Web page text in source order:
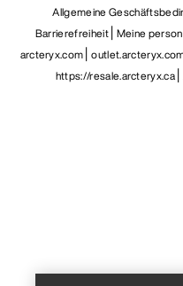
Allgemeine
Barrierefreiheit Meine
arcteryx.com
https://resale.arcteryx.ca